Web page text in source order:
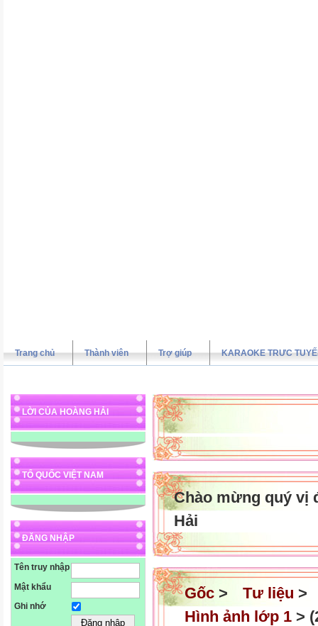
Trang chủ Thành viên Trợ giúp KARAOKE TRƯC
LỜI CỦA HOÀNG HẢI
TỔ QUỐC VIỆT NAM
ĐĂNG NHẬP
Tên truy nhập
Mật khẩu
Ghi nhớ
Chào mừng quý vị
Hải
Gốc > Tư liệu >
Hình ảnh lớp 1 >